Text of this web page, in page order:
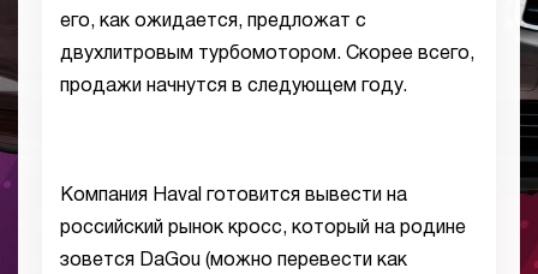
его, как ожидается, предложат с
двухлитровым турбомотором. Скорее всего,
продажи начнутся в следующем году.
Компания Haval готовится вывести на
российский рынок кросс, который на родине
зовется DaGou (можно перевести как